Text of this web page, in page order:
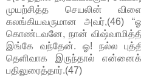
முயற்சித்த செயலின்
கலங்கியவருமான அவர்,(46)
கொண்டவனே, நான்
இங்கே வந்தேன். ஓ! நல்ல
தெளிவாக இருந்தால் என்னைக்
பதிலுரைத்தார்.(47)